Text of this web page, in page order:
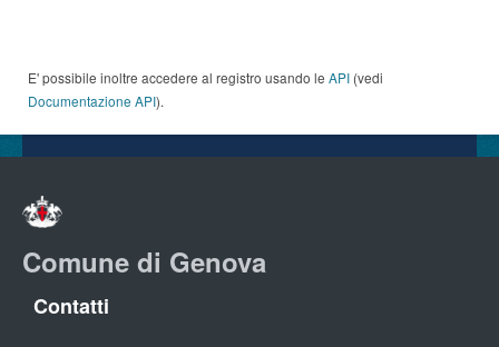
E' possibile inoltre accedere al registro usando le API (vedi
Documentazione API).
Comune di Genova
Contatti